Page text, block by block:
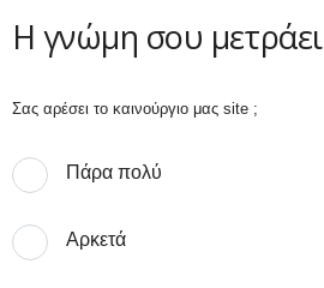
Η γνώμη σου μετράει
Σας αρέσει το καινούργιο μας site ;
Πάρα πολύ
Αρκετά